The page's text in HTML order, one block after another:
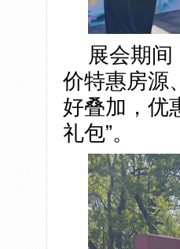
展会期
价特惠房源
好叠加，优
礼包”。